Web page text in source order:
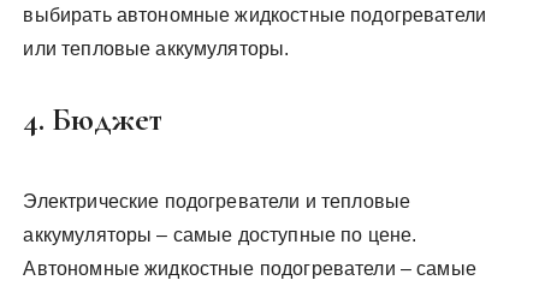
выбирать автономные жидкостные подогреватели
или тепловые аккумуляторы.
4. Бюджет
Электрические подогреватели и тепловые
аккумуляторы – самые доступные по цене.
Автономные жидкостные подогреватели – самые